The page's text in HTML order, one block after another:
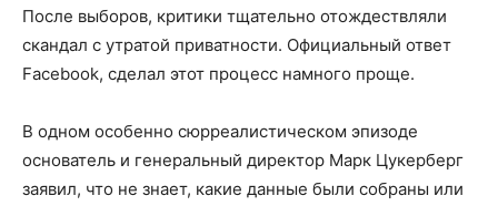
После выборов, критики тщательно отождествляли
скандал с утратой приватности. Официальный ответ
Facebook, сделал этот процесс намного проще.
В одном особенно сюрреалистическом эпизоде
основатель и генеральный директор Марк Цукерберг
заявил, что не знает, какие данные были собраны или